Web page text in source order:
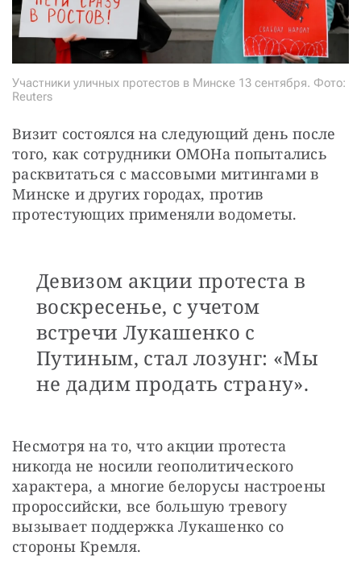
Участники уличных протестов в Минске 13 сентября. Фото:
Reuters
Визит состоялся на следующий день после
того, как сотрудники ОМОНа попытались
расквитаться с массовыми митингами в
Минске и других городах, против
протестующих применяли водометы.
Девизом акции протеста в
воскресенье, с учетом
встречи Лукашенко с
Путиным, стал лозунг: «Мы
не дадим продать страну».
Несмотря на то, что акции протеста
никогда не носили геополитического
характера, а многие белорусы настроены
пророссийски, все большую тревогу
вызывает поддержка Лукашенко со
стороны Кремля.